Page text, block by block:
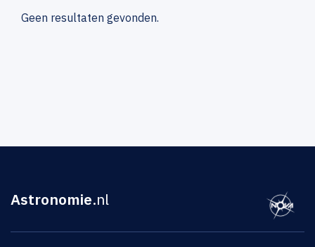
Geen resultaten gevonden.
Astronomie.nl